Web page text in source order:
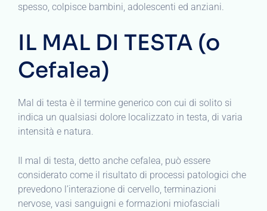
spesso, colpisce bambini, adolescenti ed anziani.
IL MAL DI TESTA (o
Cefalea)
Mal di testa è il termine generico con cui di solito si
indica un qualsiasi dolore localizzato in testa, di varia
intensità e natura.
Il mal di testa, detto anche cefalea, può essere
considerato come il risultato di processi patologici che
prevedono l’interazione di cervello, terminazioni
nervose, vasi sanguigni e formazioni miofasciali